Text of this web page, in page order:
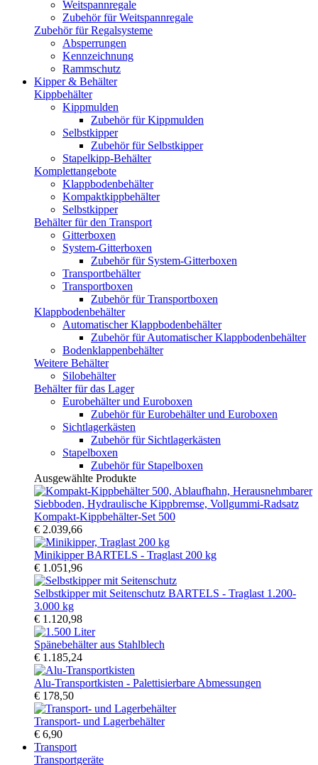
Weitspannregale
Zubehör für Weitspannregale
Zubehör für Regalsysteme
Absperrungen
Kennzeichnung
Rammschutz
Kipper & Behälter
Kippbehälter
Kippmulden
Zubehör für Kippmulden
Selbstkipper
Zubehör für Selbstkipper
Stapelkipp-Behälter
Komplettangebote
Klappbodenbehälter
Kompaktkippbehälter
Selbstkipper
Behälter für den Transport
Gitterboxen
System-Gitterboxen
Zubehör für System-Gitterboxen
Transportbehälter
Transportboxen
Zubehör für Transportboxen
Klappbodenbehälter
Automatischer Klappbodenbehälter
Zubehör für Automatischer Klappbodenbehälter
Bodenklappenbehälter
Weitere Behälter
Silobehälter
Behälter für das Lager
Eurobehälter und Euroboxen
Zubehör für Eurobehälter und Euroboxen
Sichtlagerkästen
Zubehör für Sichtlagerkästen
Stapelboxen
Zubehör für Stapelboxen
Ausgewählte Produkte
Kompakt-Kippbehälter-Set 500
€ 2.039,66
Minikipper BARTELS - Traglast 200 kg
€ 1.051,96
Selbstkipper mit Seitenschutz BARTELS - Traglast 1.200-
3.000 kg
€ 1.120,98
Spänebehälter aus Stahlblech
€ 1.185,24
Alu-Transportkisten - Palettisierbare Abmessungen
€ 178,50
Transport- und Lagerbehälter
€ 6,90
Transport
Transportgeräte